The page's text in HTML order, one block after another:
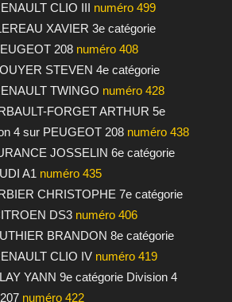
CLIO III numéro 499
XAVIER 3e catégorie
208 numéro 408
STEVEN 4e catégorie
TWINGO numéro 428
FORGET ARTHUR 5e
4 sur PEUGEOT 208 numéro 438
JOSSELIN 6e catégorie
A1 numéro 435
CHRISTOPHE 7e catégorie
DS3 numéro 406
BRANDON 8e catégorie
CLIO IV numéro 419
YANN 9e catégorie Division 4
numéro 422